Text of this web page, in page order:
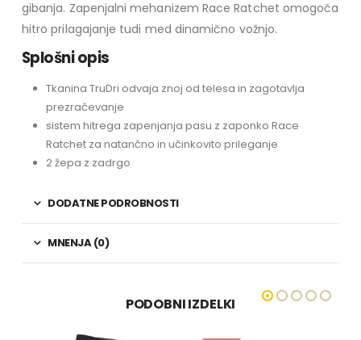
gibanja. Zapenjalni mehanizem Race Ratchet omogoča
hitro prilagajanje tudi med dinamično vožnjo.
Splošni opis
Tkanina TruDri odvaja znoj od telesa in zagotavlja
prezračevanje
sistem hitrega zapenjanja pasu z zaponko Race
Ratchet za natančno in učinkovito prileganje
2 žepa z zadrgo
DODATNE PODROBNOSTI
MNENJA (0)
PODOBNI IZDELKI